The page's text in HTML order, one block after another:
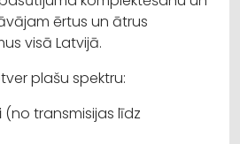
ērtus un ātrus
visā Latvijā.
plašu spektru:
(no transmisijas līdz